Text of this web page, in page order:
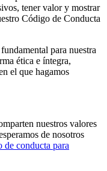
tener valor y mostrar
Código de Conducta
para nuestra
ética e íntegra,
el que hagamos
nuestros valores
de nosotros
de conducta para